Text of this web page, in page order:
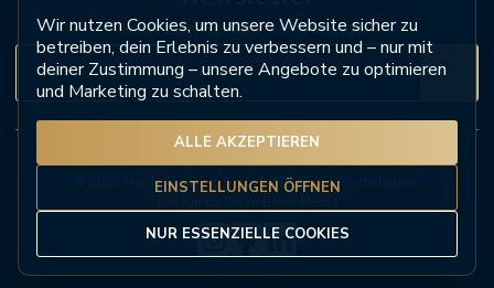
Jetzt zum Newsletter anmelden
→
ImpressumAGBDatenschutz
© 2026 Magic Ticketing GmbH. Alle Rechte vorbehalten.
Wir nutzen Cookies, um unsere Website sicher zu
betreiben, dein Erlebnis zu verbessern und – nur mit
deiner Zustimmung – unsere Angebote zu optimieren
und Marketing zu schalten.
ALLE AKZEPTIEREN
EINSTELLUNGEN ÖFFNEN
NUR ESSENZIELLE COOKIES